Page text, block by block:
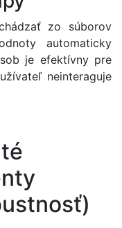
zo súborov
automaticky
je efektívny pre
neinteraguje